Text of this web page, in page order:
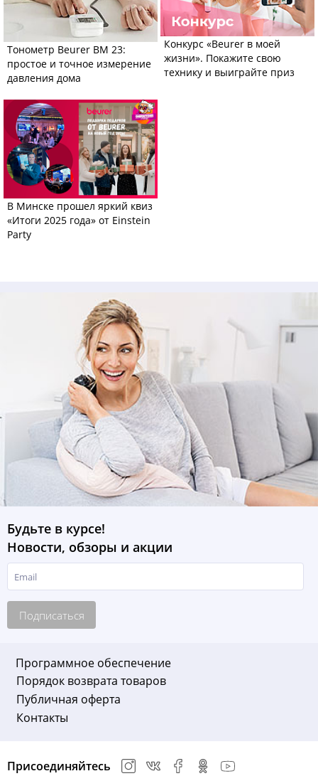
Тонометр Beurer BM 23:
простое и точное измерение
давления дома
Конкурс «Beurer в моей
жизни». Покажите свою
технику и выиграйте приз
В Минске прошел яркий квиз
«Итоги 2025 года» от Einstein
Party
Будьте в курсе!
Новости, обзоры и акции
Подписаться
Программное обеспечение
Порядок возврата товаров
Публичная оферта
Контакты
Присоединяйтесь